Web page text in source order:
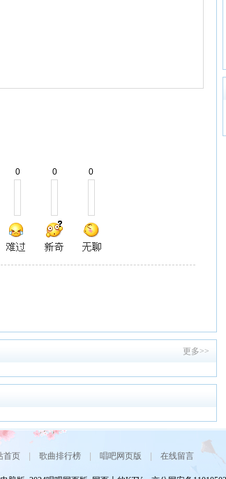
0 0 0
更多>>
首页| 歌曲排行榜| 唱吧网页版 在线留言